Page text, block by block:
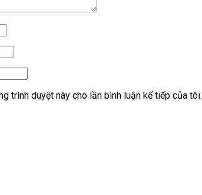
trình duyệt này cho lần bình luận kế tiếp của tôi.